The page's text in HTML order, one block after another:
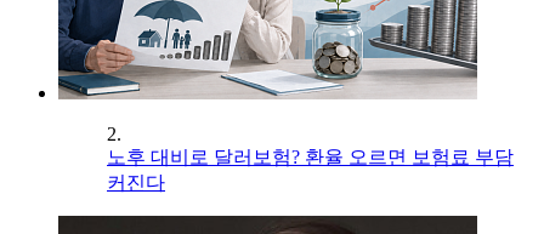
2.
노후 대비로 달러보험? 환율 오르면 보험료 부담
커진다